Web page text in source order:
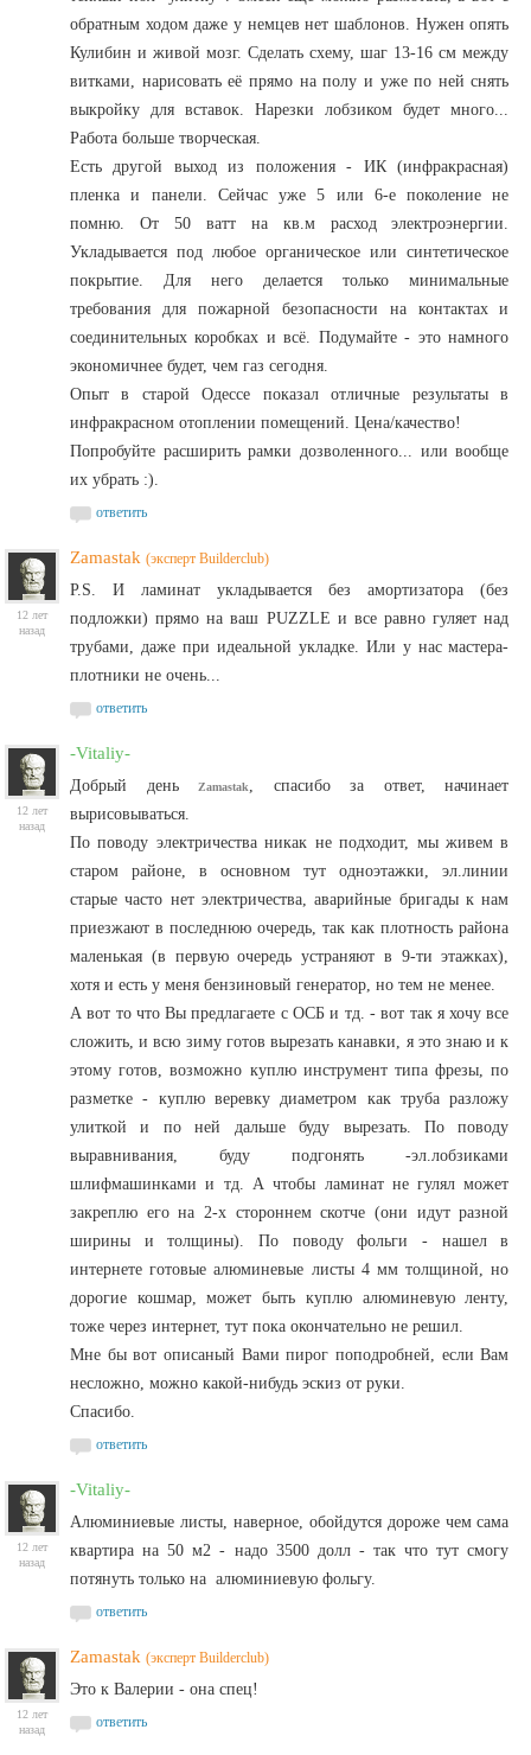
обратным ходом даже у немцев нет шаблонов. Нужен опять
Кулибин и живой мозг. Сделать схему, шаг 13-16 см между
витками, нарисовать её прямо на полу и уже по ней снять
выкройку для вставок. Нарезки лобзиком будет много...
Работа больше творческая.
Есть другой выход из положения - ИК (инфракрасная)
пленка и панели. Сейчас уже 5 или 6-е поколение не
помню. От 50 ватт на кв.м расход электроэнергии.
Укладывается под любое органическое или синтетическое
покрытие. Для него делается только минимальные
требования для пожарной безопасности на контактах и
соединительных коробках и всё. Подумайте - это намного
экономичнее будет, чем газ сегодня.
Опыт в старой Одессе показал отличные результаты в
инфракрасном отоплении помещений. Цена/качество!
Попробуйте расширить рамки дозволенного... или вообще
их убрать :).
ответить
12 лет
назад
Zamastak (эксперт Builderclub)
P.S. И ламинат укладывается без амортизатора (без
подложки) прямо на ваш PUZZLE и все равно гуляет над
трубами, даже при идеальной укладке. Или у нас мастера-
плотники не очень...
ответить
12 лет
назад
-Vitaliy-
Добрый деньZamastak, спасибо за ответ, начинает
вырисовываться.
По поводу электричества никак не подходит, мы живем в
старом районе, в основном тут одноэтажки, эл.линии
старые часто нет электричества, аварийные бригады к нам
приезжают в последнюю очередь, так как плотность района
маленькая (в первую очередь устраняют в 9-ти этажках),
хотя и есть у меня бензиновый генератор, но тем не менее.
А вот то что Вы предлагаете с ОСБ и тд. - вот так я хочу все
сложить, и всю зиму готов вырезать канавки, я это знаю и к
этому готов, возможно куплю инструмент типа фрезы, по
разметке - куплю веревку диаметром как труба разложу
улиткой и по ней дальше буду вырезать. По поводу
выравнивания, буду подгонять -эл.лобзиками
шлифмашинками и тд. А чтобы ламинат не гулял может
закреплю его на 2-х стороннем скотче (они идут разной
ширины и толщины). По поводу фольги - нашел в
интернете готовые алюминевые листы 4 мм толщиной, но
дорогие кошмар, может быть куплю алюминевую ленту,
тоже через интернет, тут пока окончательно не решил.
Мне бы вот описаный Вами пирог поподробней, если Вам
несложно, можно какой-нибудь эскиз от руки.
Спасибо.
ответить
12 лет
назад
-Vitaliy-
Алюминиевые листы, наверное, обойдутся дороже чем сама
квартира на 50 м2 - надо 3500 долл - так что тут смогу
потянуть только на алюминиевую фольгу.
ответить
12 лет
назад
Zamastak (эксперт Builderclub)
Это к Валерии - она спец!
ответить